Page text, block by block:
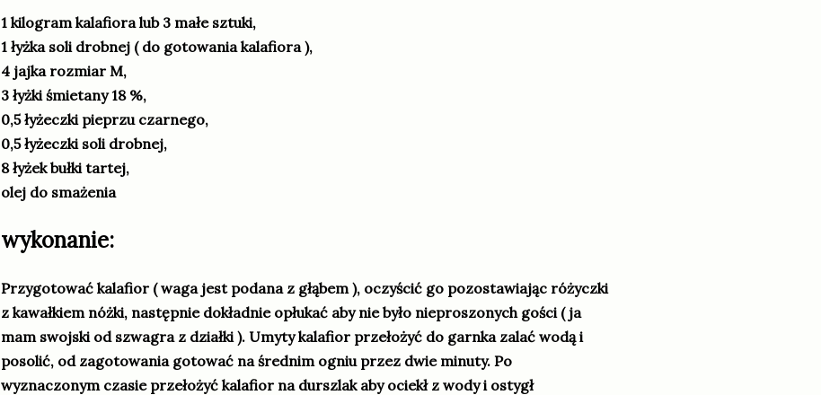
1 kilogram kalafiora lub 3 małe sztuki,
1 łyżka soli drobnej ( do gotowania kalafiora ),
4 jajka rozmiar M,
3 łyżki śmietany 18 %,
0,5 łyżeczki pieprzu czarnego,
0,5 łyżeczki soli drobnej,
8 łyżek bułki tartej,
olej do smażenia
wykonanie:
Przygotować kalafior ( waga jest podana z głąbem ), oczyścić go pozostawiając różyczki
z kawałkiem nóżki, następnie dokładnie opłukać aby nie było nieproszonych gości ( ja
mam swojski od szwagra z działki ). Umyty kalafior przełożyć do garnka zalać wodą i
posolić, od zagotowania gotować na średnim ogniu przez dwie minuty. Po
wyznaczonym czasie przełożyć kalafior na durszlak aby ociekł z wody i ostygł